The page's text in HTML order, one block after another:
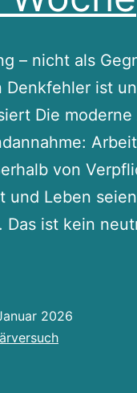
– nicht als
Denkfehler ist
Die
von
und Leben
Das ist kein
2026